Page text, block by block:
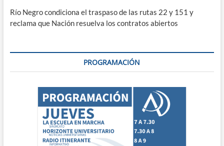
Río Negro condiciona el traspaso de las rutas 22 y 151 y
reclama que Nación resuelva los contratos abiertos
PROGRAMACIÓN